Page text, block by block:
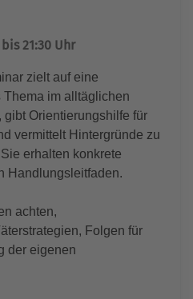
21:30 Uhr
zielt auf eine
im alltäglichen
gibt Orientierungshilfe für
vermittelt Hintergründe zu
erhalten konkrete
Handlungsleitfaden.
achten,
Folgen für
der eigenen